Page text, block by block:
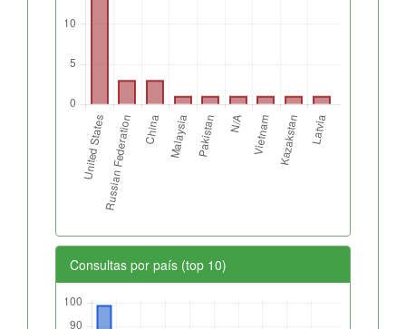
Consultas por país (top 10)